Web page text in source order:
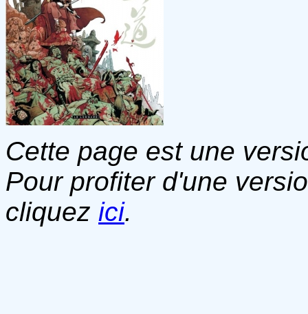
Cette page est une
Pour profiter d'une
cliquez ici.